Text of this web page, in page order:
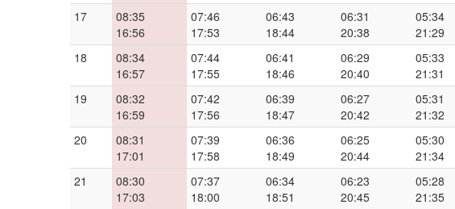
17
08:35
16:56
07:46
17:53
06:43
18:44
06:31
20:38
05:34
21:29
18
08:34
16:57
07:44
17:55
06:41
18:46
06:29
20:40
05:33
21:31
19
08:32
16:59
07:42
17:56
06:39
18:47
06:27
20:42
05:31
21:32
20
08:31
17:01
07:39
17:58
06:36
18:49
06:25
20:44
05:30
21:34
21
08:30
17:03
07:37
18:00
06:34
18:51
06:23
20:45
05:28
21:35